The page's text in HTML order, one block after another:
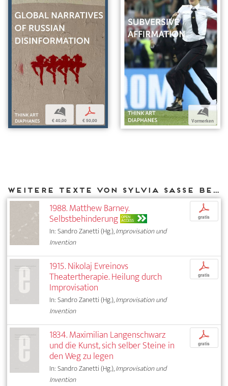
b
€ 40,00
p
€ 50,00
b
Vormerken
Weitere Texte von Sylvia Sasse bei DIAPHANES
1988. Matthew Barney.
Selbstbehinderung OPEN
ACCESS
In: Sandro Zanetti (Hg.),Improvisation und
Invention
p
gratis
1915. Nikolaj Evreinovs
Theatertherapie. Heilung durch
Improvisation
In: Sandro Zanetti (Hg.),Improvisation und
Invention
p
gratis
1834. Maximilian Langenschwarz
und die Kunst, sich selber Steine in
den Weg zu legen
In: Sandro Zanetti (Hg.),Improvisation und
Invention
p
gratis